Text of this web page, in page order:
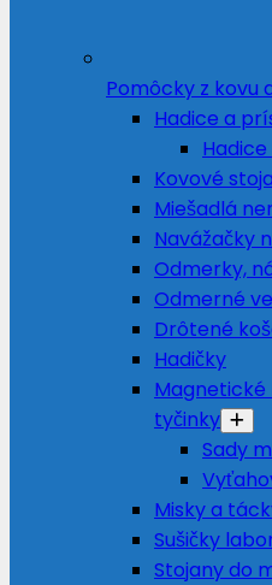
Pomôcky z kovu
Hadice a
Kovové
Miešadlá
Navážačky
Odmerky,
Odmerné
Drôtené
Hadičky
Magnetické
tyčinky
Sady
Misky a
Sušičky
Stojany do